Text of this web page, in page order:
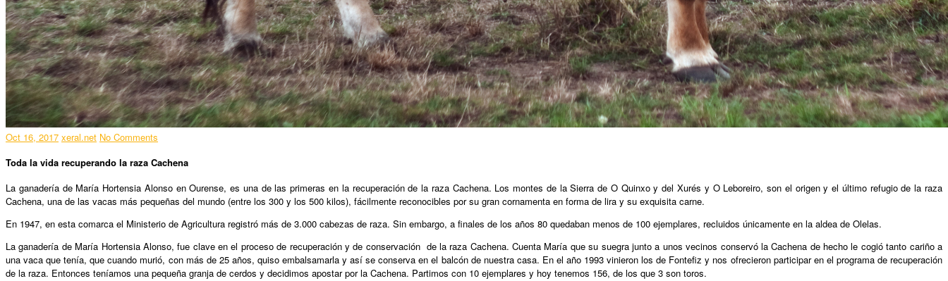
Oct 16, 2017 xeral.net No Comments
Toda la vida recuperando la raza Cachena
La ganadería de María Hortensia Alonso en Ourense, es una de las primeras en la recuperación de la raza Cachena. Los montes de la Sierra de O Quinxo y del Xurés y O Leboreiro, son el origen y el último refugio de la raza
Cachena, una de las vacas más pequeñas del mundo (entre los 300 y los 500 kilos), fácilmente reconocibles por su gran cornamenta en forma de lira y su exquisita carne.
En 1947, en esta comarca el Ministerio de Agricultura registró más de 3.000 cabezas de raza. Sin embargo, a finales de los años 80 quedaban menos de 100 ejemplares, recluidos únicamente en la aldea de Olelas.
La ganadería de María Hortensia Alonso, fue clave en el proceso de recuperación y de conservación de la raza Cachena. Cuenta María que su suegra junto a unos vecinos conservó la Cachena de hecho le cogió tanto cariño a
una vaca que tenía, que cuando murió, con más de 25 años, quiso embalsamarla y así se conserva en el balcón de nuestra casa. En el año 1993 vinieron los de Fontefiz y nos ofrecieron participar en el programa de recuperación
de la raza. Entonces teníamos una pequeña granja de cerdos y decidimos apostar por la Cachena. Partimos con 10 ejemplares y hoy tenemos 156, de los que 3 son toros.